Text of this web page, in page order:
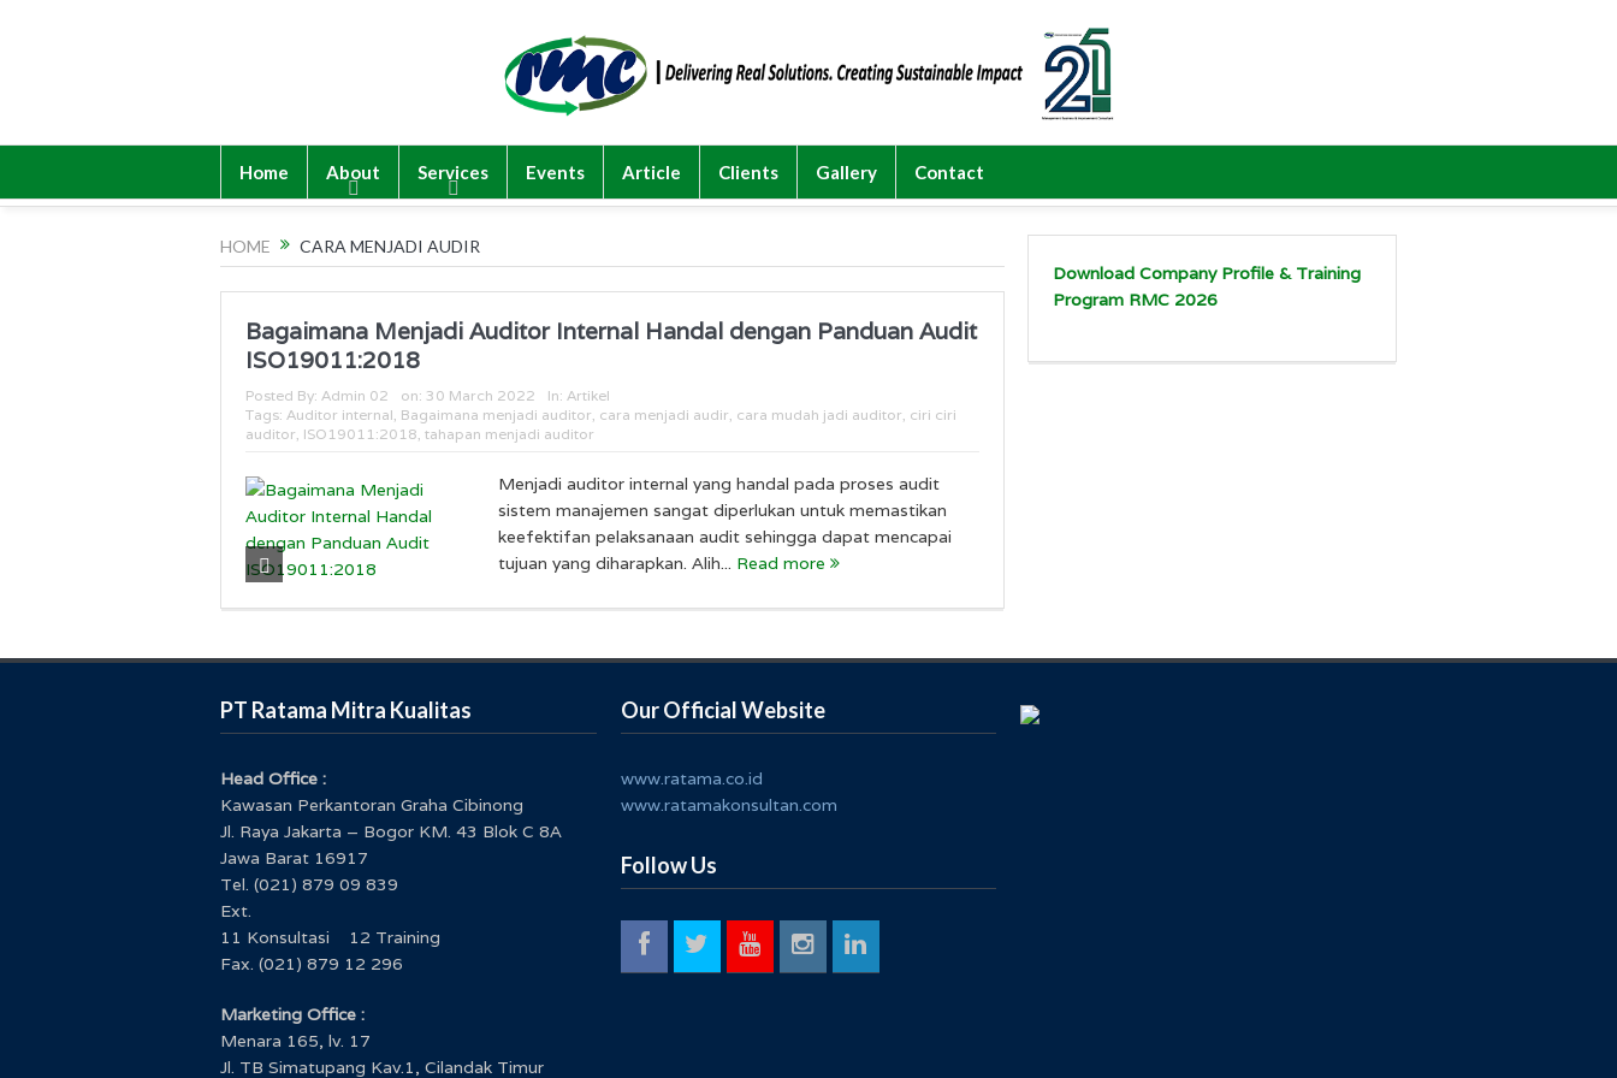
Home About Services Events Article Clients Gallery Contact
HOME CARA MENJADI AUDIR
Bagaimana Menjadi Auditor Internal Handal dengan Panduan Audit
ISO19011:2018
Posted By: Admin 02 on: 30 March 2022 In: Artikel
Tags: Auditor internal Bagaimana menjadi auditor cara menjadi audir cara mudah jadi auditor ciri ciri
auditor ISO19011:2018 tahapan menjadi auditor
Menjadi auditor internal yang handal pada proses audit
sistem manajemen sangat diperlukan untuk memastikan
keefektifan pelaksanaan audit sehingga dapat mencapai
tujuan yang diharapkan. Alih... Read more
Download Company Profile & Training
Program RMC 2026
PT Ratama Mitra Kualitas
Head Office :
Kawasan Perkantoran Graha Cibinong
Jl. Raya Jakarta – Bogor KM. 43 Blok C 8A
Jawa Barat 16917
Tel. (021) 879 09 839
Ext.
11 Konsultasi 12 Training
Fax. (021) 879 12 296
Marketing Office :
Menara 165, lv. 17
Jl. TB Simatupang Kav.1, Cilandak Timur
Our Official Website
www.ratama.co.id
www.ratamakonsultan.com
Follow Us